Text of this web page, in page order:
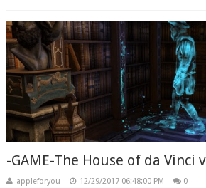
-GAME-The House of da Vinci
appleforyou 12/29/2017 06:48:00 PM 0